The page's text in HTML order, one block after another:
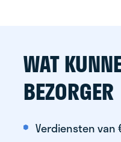
WAT
BEZORGER
Verdiensten van